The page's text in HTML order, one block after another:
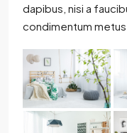
dapibus, nisi a
condimentum